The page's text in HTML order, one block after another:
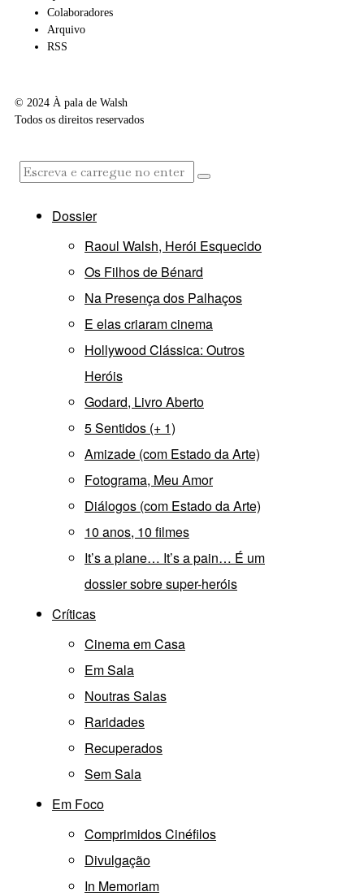
Colaboradores
Arquivo
RSS
© 2024 À pala de Walsh
Todos os direitos reservados
Dossier
Raoul Walsh, Herói Esquecido
Os Filhos de Bénard
Na Presença dos Palhaços
E elas criaram cinema
Hollywood Clássica: Outros
Heróis
Godard, Livro Aberto
5 Sentidos (+ 1)
Amizade (com Estado da Arte)
Fotograma, Meu Amor
Diálogos (com Estado da Arte)
10 anos, 10 filmes
It’s a plane… It’s a pain… É um
dossier sobre super-heróis
Críticas
Cinema em Casa
Em Sala
Noutras Salas
Raridades
Recuperados
Sem Sala
Em Foco
Comprimidos Cinéfilos
Divulgação
In Memoriam